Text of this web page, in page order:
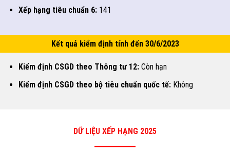
Xếp hạng tiêu chuẩn 6:141
Kết quả kiểm định tính đến 30/6/2023
Kiểm định CSGD theo Thông tư 12:Còn hạn
Kiểm định CSGD theo bộ tiêu chuẩn quốc tế:Không
DỮ LIỆU XẾP HẠNG 2025